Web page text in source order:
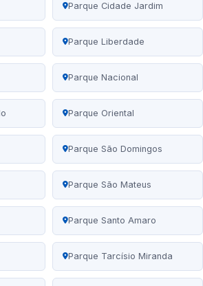
Parque Cidade Jardim
Parque Liberdade
Parque Nacional
Parque Oriental
Parque São Domingos
Parque São Mateus
Parque Santo Amaro
Parque Tarcísio Miranda